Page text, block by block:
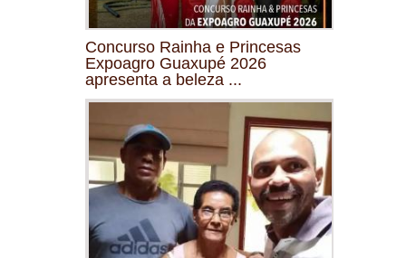
Concurso Rainha e Princesas
Expoagro Guaxupé 2026
apresenta a beleza ...